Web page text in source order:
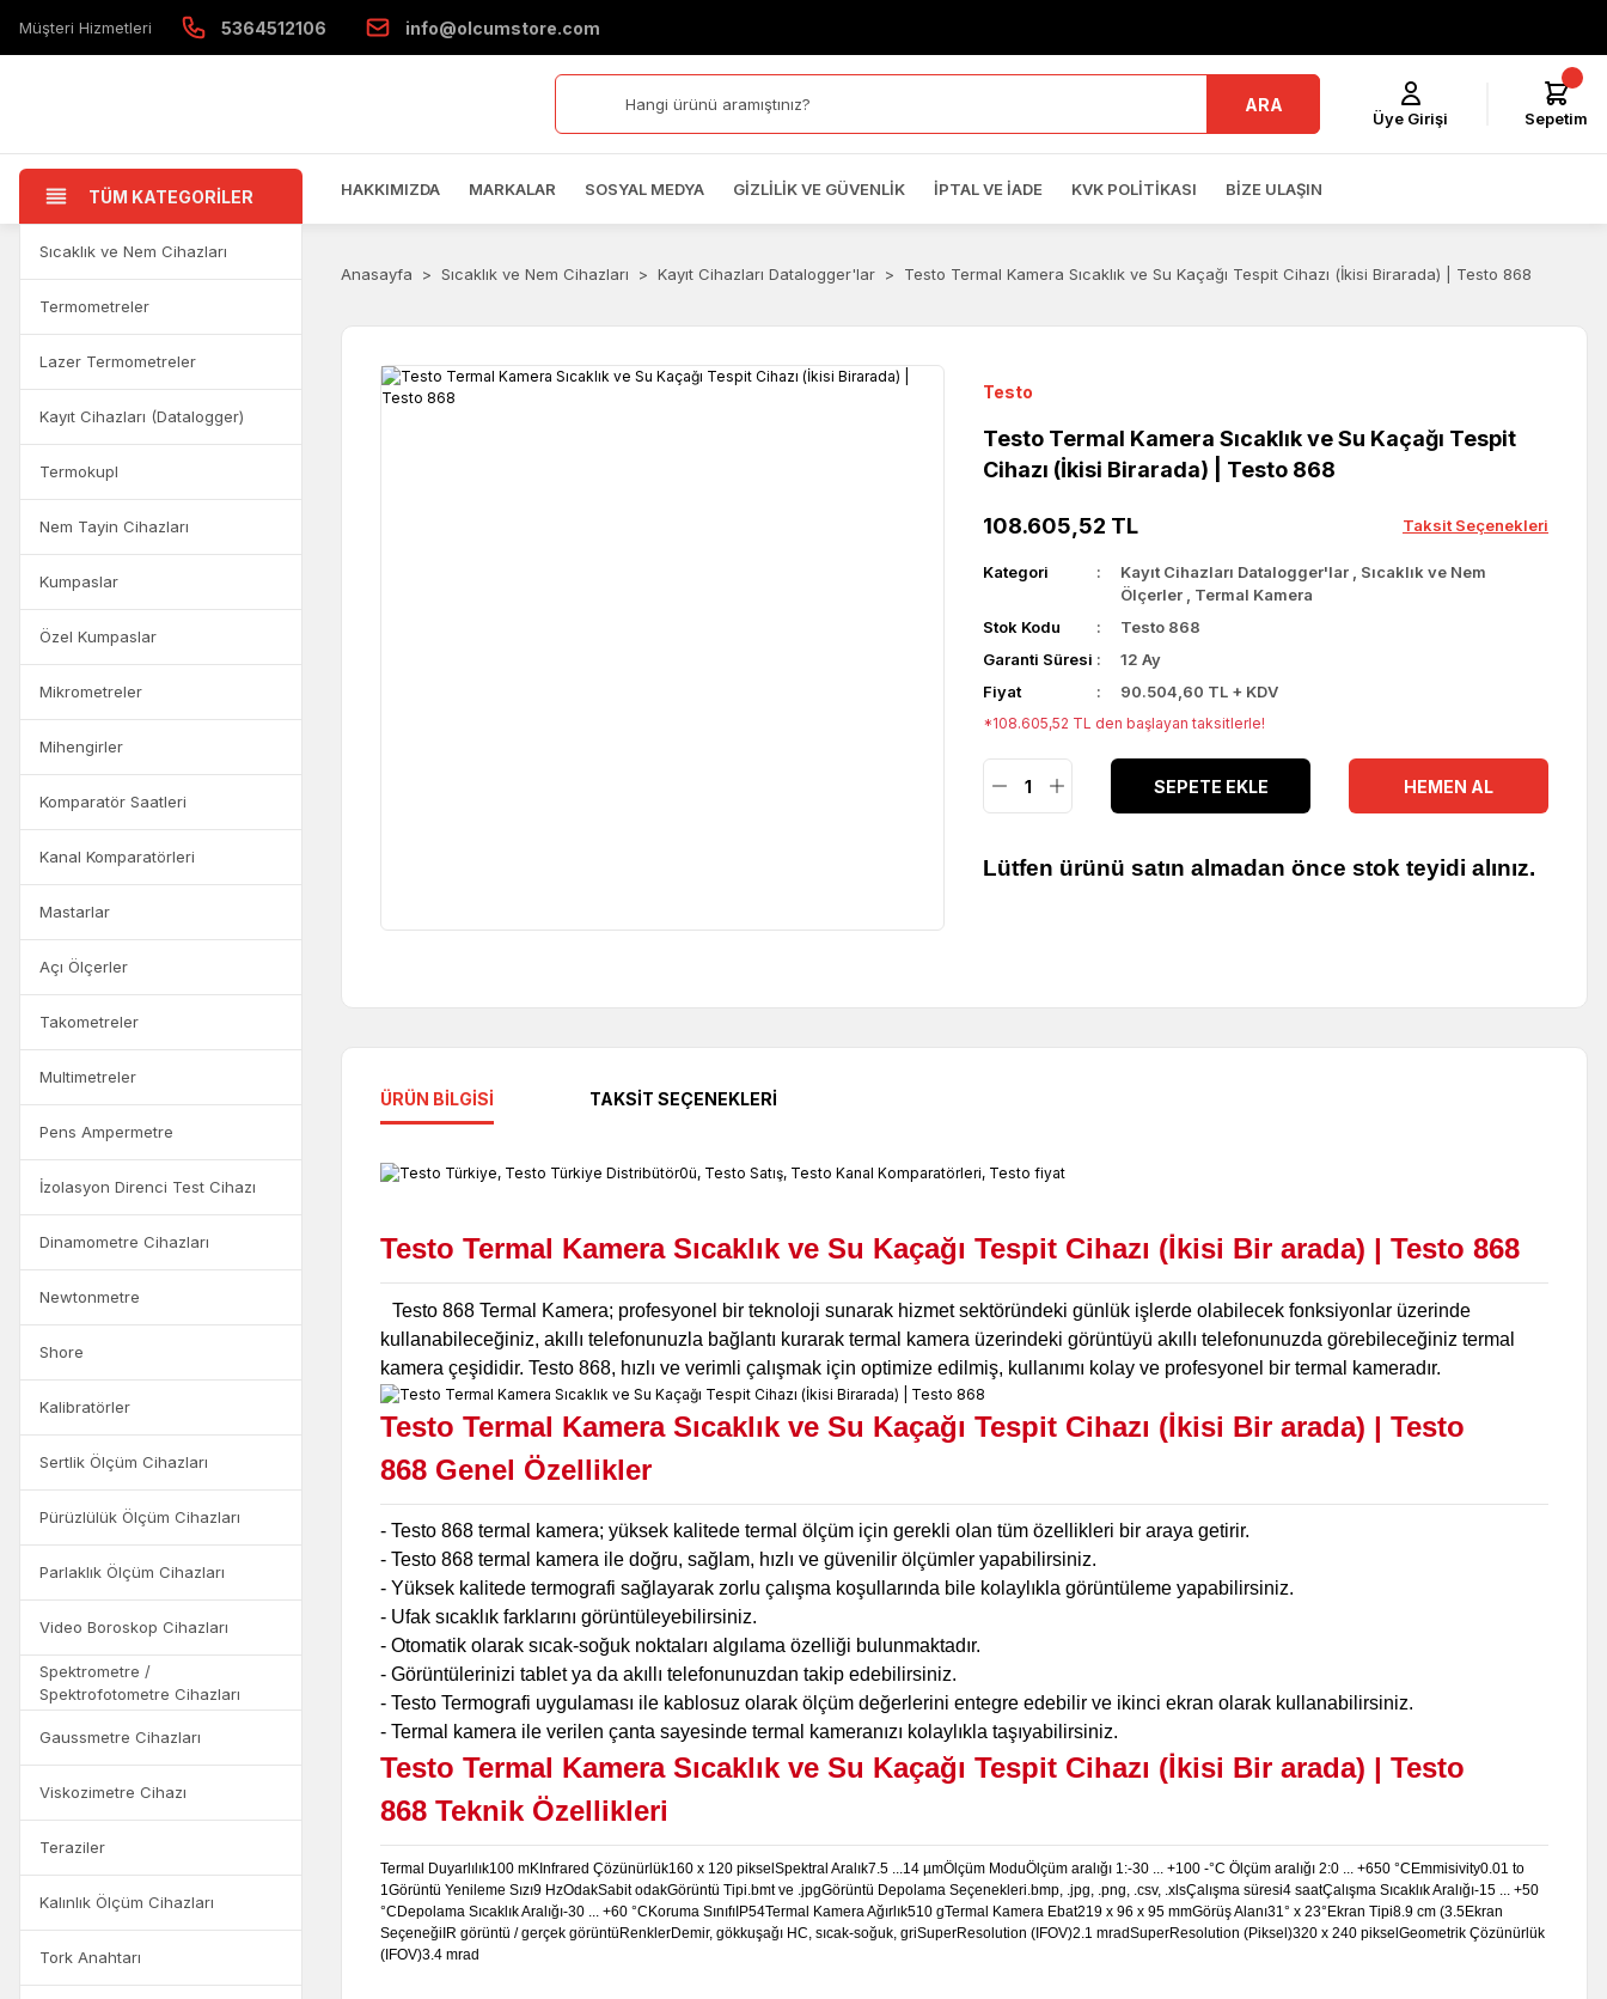
Müşteri Hizmetleri 5364512106 info@olcumstore.com
ARA
Üye Girişi Sepetim
TÜM KATEGORİLER HAKKIMIZDA MARKALAR SOSYAL MEDYA GIZLILIK VE GÜVENLIK İPTAL VE İADE KVK POLITIKASI BIZE ULAŞIN
Sıcaklık ve Nem Cihazları
Termometreler
Lazer Termometreler
Kayıt Cihazları (Datalogger)
Termokupl
Nem Tayin Cihazları
Kumpaslar
Özel Kumpaslar
Mikrometreler
Mihengirler
Komparatör Saatleri
Kanal Komparatörleri
Mastarlar
Açı Ölçerler
Takometreler
Multimetreler
Pens Ampermetre
İzolasyon Direnci Test Cihazı
Dinamometre Cihazları
Newtonmetre
Shore
Kalibratörler
Sertlik Ölçüm Cihazları
Pürüzlülük Ölçüm Cihazları
Parlaklık Ölçüm Cihazları
Video Boroskop Cihazları
Spektrometre /
Spektrofotometre Cihazları
Gaussmetre Cihazları
Viskozimetre Cihazı
Teraziler
Kalınlık Ölçüm Cihazları
Tork Anahtarı
Anasayfa Sıcaklık ve Nem Cihazları Kayıt Cihazları Datalogger'lar Testo Termal Kamera Sıcaklık ve Su Kaçağı Tespit Cihazı (İkisi Birarada) | Testo 868
Testo
Testo Termal Kamera Sıcaklık ve Su Kaçağı Tespit
Cihazı (İkisi Birarada) | Testo 868
108.605,52 TL Taksit Seçenekleri
Kategori Kayıt Cihazları Datalogger'lar
Sıcaklık ve Nem
Ölçerler
Termal Kamera
Stok Kodu
Testo 868
Garanti Süresi
12 Ay
Fiyat
90.504,60 TL + KDV
*108.605,52 TL den başlayan taksitlerle!
SEPETE EKLE HEMEN AL
Lütfen ürünü satın almadan önce stok teyidi alınız.
ÜRÜN BILGISI TAKSIT SEÇENEKLERI
Testo Termal Kamera Sıcaklık ve Su Kaçağı Tespit Cihazı (İkisi Bir arada) | Testo 868
Testo 868 Termal Kamera; profesyonel bir teknoloji sunarak hizmet sektöründeki günlük işlerde olabilecek fonksiyonlar üzerinde
kullanabileceğiniz, akıllı telefonunuzla bağlantı kurarak termal kamera üzerindeki görüntüyü akıllı telefonunuzda görebileceğiniz termal
kamera çeşididir. Testo 868, hızlı ve verimli çalışmak için optimize edilmiş, kullanımı kolay ve profesyonel bir termal kameradır.
Testo Termal Kamera Sıcaklık ve Su Kaçağı Tespit Cihazı (İkisi Bir arada) | Testo
868 Genel Özellikler
- Testo 868 termal kamera; yüksek kalitede termal ölçüm için gerekli olan tüm özellikleri bir araya getirir.
- Testo 868 termal kamera ile doğru, sağlam, hızlı ve güvenilir ölçümler yapabilirsiniz.
- Yüksek kalitede termografi sağlayarak zorlu çalışma koşullarında bile kolaylıkla görüntüleme yapabilirsiniz.
- Ufak sıcaklık farklarını görüntüleyebilirsiniz.
- Otomatik olarak sıcak-soğuk noktaları algılama özelliği bulunmaktadır.
- Görüntülerinizi tablet ya da akıllı telefonunuzdan takip edebilirsiniz.
- Testo Termografi uygulaması ile kablosuz olarak ölçüm değerlerini entegre edebilir ve ikinci ekran olarak kullanabilirsiniz.
- Termal kamera ile verilen çanta sayesinde termal kameranızı kolaylıkla taşıyabilirsiniz.
Testo Termal Kamera Sıcaklık ve Su Kaçağı Tespit Cihazı (İkisi Bir arada) | Testo
868 Teknik Özellikleri
Termal Duyarlılık100 mKInfrared Çözünürlük160 x 120 piksel Spektral Aralık7.5 ...14 µmÖlçüm ModuÖlçüm aralığı 1:-30 ... +100 -°C Ölçüm aralığı 2:0 ... +650 °C Emmisivity0.01 to
1Görüntü Yenileme Sızı9 HzOdakSabit odakGörüntü Tipi.bmt ve .jpgGörüntü Depolama Seçenekleri.bmp, .jpg, .png, .csv, .xlsÇalışma süresi4 saatÇalışma Sıcaklık Aralığı-15 ... +50
°C Depolama Sıcaklık Aralığı-30 ... +60 °C Koruma SınıfıIP54Termal Kamera Ağırlık510 gTermal Kamera Ebat219 x 96 x 95 mmGörüş Alanı31° x 23° Ekran Tipi8.9 cm (3.5Ekran
Seçeneği IR görüntü / gerçek görüntü RenklerDemir, gökkuşağı HC, sıcak-soğuk, griSuperResolution (IFOV)2.1 mradSuperResolution (Piksel)320 x 240 piksel Geometrik Çözünürlük
(IFOV)3.4 mrad